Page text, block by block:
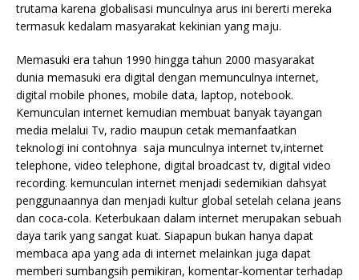
trutama karena globalisasi munculnya arus ini bererti mereka
termasuk kedalam masyarakat kekinian yang maju.
Memasuki era tahun 1990 hingga tahun 2000 masyarakat
dunia memasuki era digital dengan memunculnya internet,
digital mobile phones, mobile data, laptop, notebook.
Kemunculan internet kemudian membuat banyak tayangan
media melalui Tv, radio maupun cetak memanfaatkan
teknologi ini contohnya saja munculnya internet tv,internet
telephone, video telephone, digital broadcast tv, digital video
recording. kemunculan internet menjadi sedemikian dahsyat
penggunaannya dan menjadi kultur global setelah celana jeans
dan coca-cola. Keterbukaan dalam internet merupakan sebuah
daya tarik yang sangat kuat. Siapapun bukan hanya dapat
membaca apa yang ada di internet melainkan juga dapat
memberi sumbangsih pemikiran, komentar-komentar terhadap